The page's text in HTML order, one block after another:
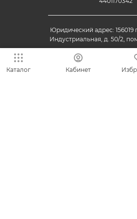
Юридический адрес: 156019
Индустриальная, д. 50/2,
Каталог Кабинет